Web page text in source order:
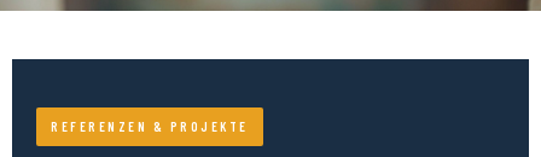
Leistungen
REFERENZEN & PROJEKTE